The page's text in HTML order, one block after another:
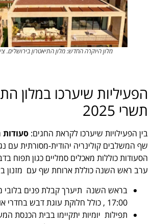
מלון היוקרה החדש: מלון התיאטרון בירושלים.
הפעיליות שיערכו במלון
תשרי 2025
בין הפעילויות שיערכו לקראת החגים: סעודות
שף המשלבים קולינריה יהודית-מסורתית עם
הסעודות כוללות מאכלים סמליים כגון תפוח
ערב ראש השנה כוללת ארוחת שף עם מזנון
17:00 , כולל חלוקת עוגת דבש בחדרי אורחים.
תפילות יומיות יתקיימו בבית הכנסת